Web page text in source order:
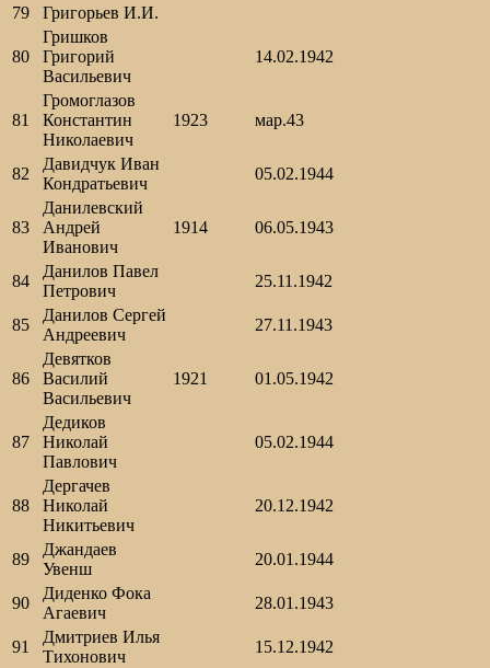
79
Григорьев И.И.
80
Гришков
Григорий
Васильевич
14.02.1942
81
Громоглазов
Константин
Николаевич
1923 мар.43
82
Давидчук Иван
Кондратьевич
05.02.1944
83
Данилевский
Андрей
Иванович
1914 06.05.1943
84
Данилов Павел
Петрович
25.11.1942
85
Данилов Сергей
Андреевич
27.11.1943
86
Девятков
Василий
Васильевич
1921 01.05.1942
87
Дедиков
Николай
Павлович
05.02.1944
88
Дергачев
Николай
Никитьевич
20.12.1942
89
Джандаев
Увенш
20.01.1944
90
Диденко Фока
Агаевич
28.01.1943
91
Дмитриев Илья
Тихонович
15.12.1942